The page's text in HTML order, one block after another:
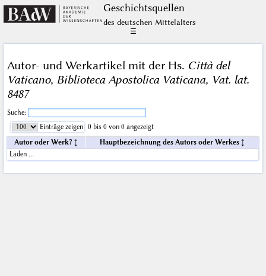
Geschichts­quellen
des deutschen Mittelalters
☰
Autor- und Werkartikel mit der Hs. Città del
Vaticano, Biblioteca Apostolica Vaticana, Vat. lat.
8487
Suche:
Einträge zeigen
0 bis 0 von 0 angezeigt
Autor oder Werk?
Hauptbezeichnung des Autors oder Werkes
Laden …